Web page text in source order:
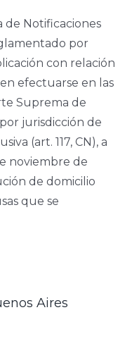
de Notificaciones
por
con relación
efectuarse en las
Suprema de
jurisdicción de
(art. 117, CN), a
noviembre de
de domicilio
que se
Aires